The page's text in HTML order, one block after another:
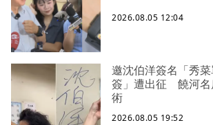
2026.08.05 12:04
邀沈伯洋簽名「秀
簽」遭出征 饒河名
術
2026.08.05 19:52